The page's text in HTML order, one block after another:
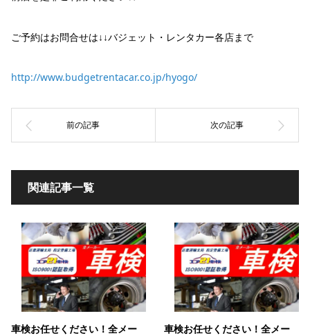
ご予約はお問合せは↓↓バジェット・レンタカー各店まで
http://www.budgetrentacar.co.jp/hyogo/
関連記事一覧
車検お任せください！全メー
車検お任せください！全メー